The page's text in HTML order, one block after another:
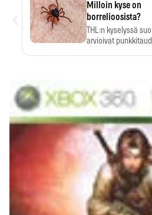
Milloin kyse on
borrelioosista?
THL:n kyselyssä
arvioivat